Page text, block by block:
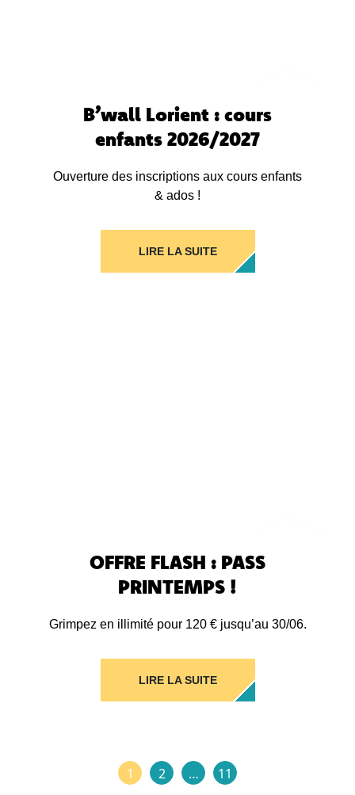
B’wall Lorient : cours
enfants 2026/2027
Ouverture des inscriptions aux cours enfants
& ados !
LIRE LA SUITE
OFFRE FLASH : PASS
PRINTEMPS !
Grimpez en illimité pour 120 € jusqu’au 30/06.
LIRE LA SUITE
1 2 … 11